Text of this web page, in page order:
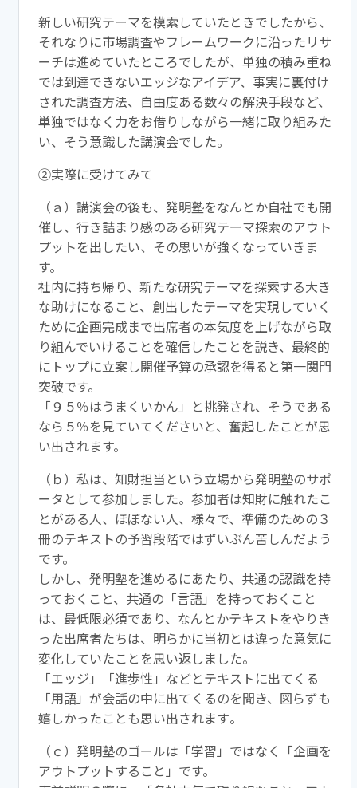
新しい研究テーマを模索していたときでしたから、
それなりに市場調査やフレームワークに沿ったリサ
ーチは進めていたところでしたが、単独の積み重ね
では到達できないエッジなアイデア、事実に裏付け
された調査方法、自由度ある数々の解決手段など、
単独ではなく力をお借りしながら一緒に取り組みた
い、そう意識した講演会で した。
②実際に受けてみて
（ａ）講演会の後も、 発明塾をなんとか自社でも開
催し、行き詰ま り感のある研究テーマ探索のアウト
プットを出したい、その思いが強くなっていきま
す。
社内に持ち帰り、新たな研究テーマを探索する大き
な助けになるこ と、創出したテーマを実現していく
ために企画完成まで出席者の本気度を上げながら取
り組んでいけることを確信したことを説き、最終的
にトップに立案し開催予算の承認を得ると第一関門
突破です。
「９５％はうまくいかん」と挑発され、そうである
なら５％を見ていてくださいと、奮起したことが思
い出されます。
（ｂ）私は、知財担当という立場から発明塾のサポ
ータとして参加 しました。参加者は知財に触れたこ
とがある人、ほぼない人、 様々で、準備のための３
冊のテキストの予習段階ではずいぶん苦しんだよう
です。
しかし、 発明塾を進めるにあたり、共通の認識を持
っておくこと、 共通の「言語」を持っておくこと
は、最低限必須であり、なんとかテキストをやりき
った出席者たちは、明らかに当初とは違った意気に
変化していたことを思い返しました。
「エッジ」「進歩性」などとテキストに出てくる
「用語」が会話の中に出てくるのを聞き、図らずも
嬉しかったことも思い出されます。
（ｃ） 発明塾のゴールは「学習」ではなく「企画を
アウトプットすること」です。